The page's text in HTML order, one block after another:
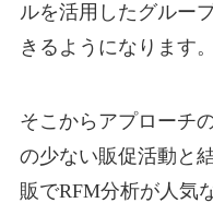
ルを活用したグルー
きるようになります。
そこからアプローチ
の少ない販促活動と
販でRFM分析が人気